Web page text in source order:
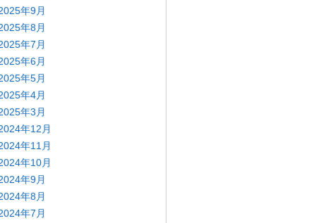
年9月
年8月
年7月
年6月
年5月
年4月
年3月
年12月
年11月
年10月
年9月
年8月
年7月